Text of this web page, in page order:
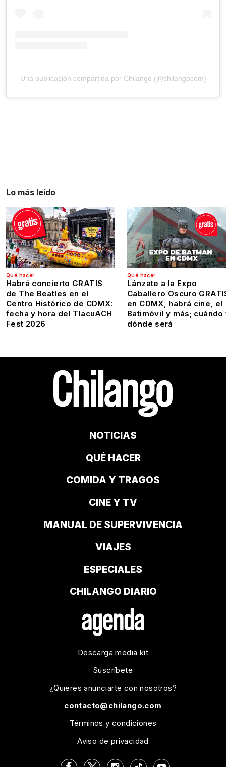
Una publicación compartida por Chilango (@chilangocom)
Lo más leído
Qué hacer
Habrá concierto GRATIS
de The Beatles en el
Centro Histórico de CDMX:
fecha y hora del TlacuACH
Fest 2026
Qué hacer
Lánzate a la Expo
Caballero Oscuro
en CDMX, habrá cine, el
Batimóvil y más; cuándo
dónde será
NOTICIAS
QUÉ HACER
COMIDA Y TRAGOS
CINE Y TV
MANUAL DE SUPERVIVENCIA
VIAJES
ESPECIALES
CHILANGO DIARIO
Descarga media kit
Suscríbete
¿Quieres anunciarte con nosotros?
contacto@chilango.com
Términos y condiciones
Aviso de privacidad